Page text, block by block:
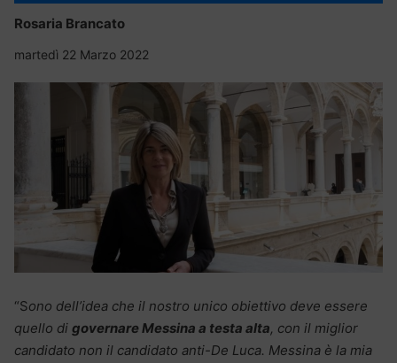
Rosaria Brancato
martedì 22 Marzo 2022
“Sono dell’idea che il nostro unico obiettivo deve essere
quello di governare Messina a testa alta, con il miglior
candidato non il candidato anti-De Luca. Messina è la mia